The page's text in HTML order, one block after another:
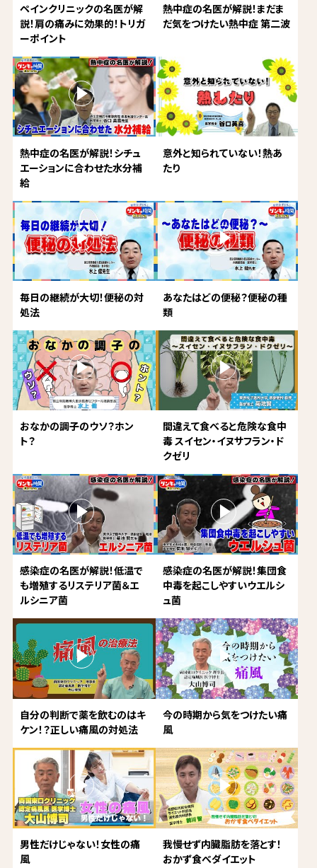
ペインクリニックの名医が解
説！肩の痛みに効果的！トリガ
ーポイント
熱中症の名医が解説！まだま
だ気をつけたい熱中症 第二波
熱中症の名医が解説！シチュ
エーションに合わせた水分補
給
意外と知られていない！熱あ
たり
毎日の継続が大切！便秘の対
処法
あなたはどの便秘？便秘の種
類
おなかの調子のウソ？ホン
ト？
間違えて食べると危険な食中
毒 スイセン・イヌサフラン・ド
クゼリ
感染症の名医が解説！低温で
も増殖するリステリア菌＆エ
ルシニア菌
感染症の名医が解説！集団食
中毒を起こしやすいウエルシ
ュ菌
自分の判断で薬を飲むのはキ
ケン！？正しい痛風の対処法
今の時期から気をつけたい痛
風
男性だけじゃない！女性の痛
風
我慢せず内臓脂肪を落とす！
おかず食べダイエット